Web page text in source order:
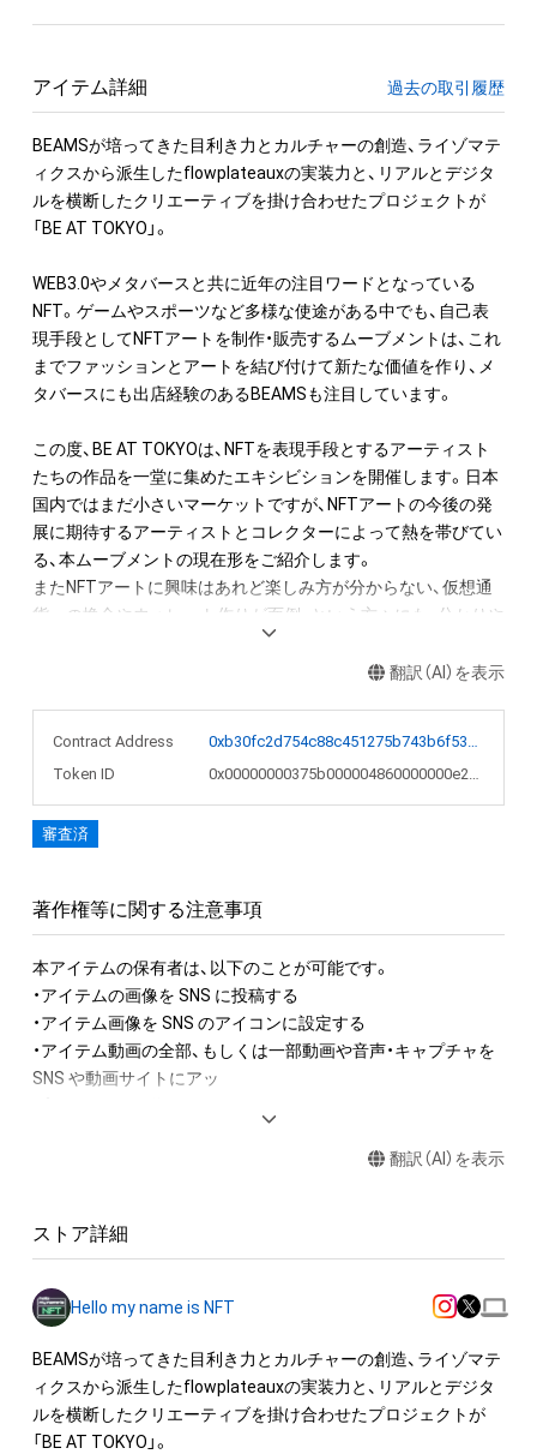
アイテム詳細 過去の取引履歴
BEAMSが培ってきた目利き力とカルチャーの創造、ライゾマテ
ィクスから派生したflowplateauxの実装力と、リアルとデジタ
ルを横断したクリエーティブを掛け合わせたプロジェクトが
「BE AT TOKYO」。
WEB3.0やメタバースと共に近年の注目ワードとなっている
NFT。ゲームやスポーツなど多様な使途がある中でも、自己表
現手段としてNFTアートを制作・販売するムーブメントは、これ
までファッションとアートを結び付けて新たな価値を作り、メ
タバースにも出店経験のあるBEAMSも注目しています。
この度、BE AT TOKYOは、NFTを表現手段とするアーティスト
たちの作品を一堂に集めたエキシビションを開催します。日本
国内ではまだ小さいマーケットですが、NFTアートの今後の発
展に期待するアーティストとコレクターによって熱を帯びてい
る、本ムーブメントの現在形をご紹介します。
またNFTアートに興味はあれど楽しみ方が分からない、仮想通
貨への換金やウォレット作りが面倒、という方々にも、分かりや
すく楽しめる構成になる予定です。
翻訳（AI）を表示
Contract Address
0xb30fc2d754c88c451275b743b6f530f19f643683
Token ID
0x00000000375b000004860000000e20ce
審査済
著作権等に関する注意事項
本アイテムの保有者は、以下のことが可能です。
・アイテムの画像を SNS に投稿する
・アイテム画像を SNS のアイコンに設定する
・アイテム動画の全部、もしくは一部動画や音声・キャプチャを
SNS や動画サイトにアッ
・アイテムの画像を使用してメッセージカードを制作し友達に
する
よび無料配布をする
・アイテム画像を使用した二次創作物（ご自身で描いたイラスト
など）を作成する
アイテムに関する注意事項
・本アイテムに関する創作物(画像および映像、音楽、商標または
翻訳（AI）を表示
ストア詳細
Hello my name is NFT
BEAMSが培ってきた目利き力とカルチャーの創造、ライゾマテ
ィクスから派生したflowplateauxの実装力と、リアルとデジタ
ルを横断したクリエーティブを掛け合わせたプロジェクトが
「BE AT TOKYO」。